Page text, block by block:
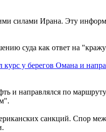
силами Ирана. Эту
суда как ответ на
курс у берегов Омана и
и направлялся по
санкций. Спор